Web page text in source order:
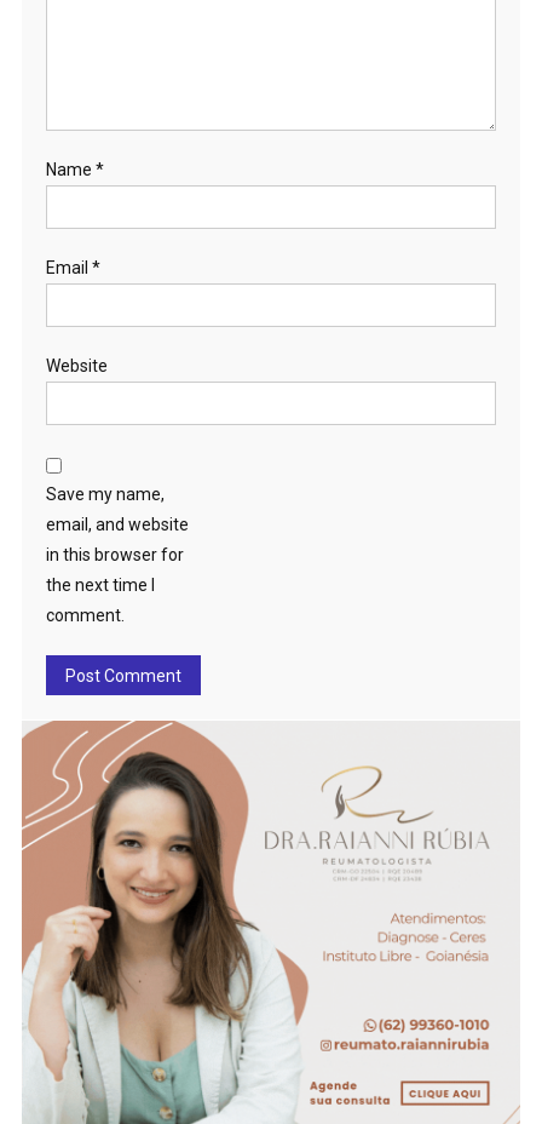
Name *
Email *
Website
Save my name,
email, and website
in this browser for
the next time I
comment.